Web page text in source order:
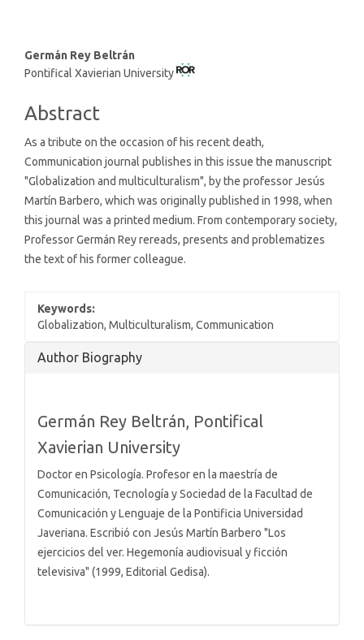
Main
Article
Germán Rey Beltrán
Pontifical Xavierian University
Abstract
As a tribute on the occasion of his recent death,
Communication journal publishes in this issue the manuscript
"Globalization and multiculturalism", by the professor Jesús
Martín Barbero, which was originally published in 1998, when
this journal was a printed medium. From contemporary society,
Professor Germán Rey rereads, presents and problematizes
the text of his former colleague.
Keywords:
Globalization, Multiculturalism, Communication
Article
Author Biography
Germán Rey Beltrán, Pontifical
Xavierian University
Doctor en Psicología. Profesor en la maestría de
Comunicación, Tecnología y Sociedad de la Facultad de
Comunicación y Lenguaje de la Pontificia Universidad
Javeriana. Escribió con Jesús Martín Barbero "Los
ejercicios del ver. Hegemonía audiovisual y ficción
televisiva" (1999, Editorial Gedisa).